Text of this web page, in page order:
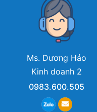
Ms. Dương Hảo
Kinh doanh 2
0983.600.505